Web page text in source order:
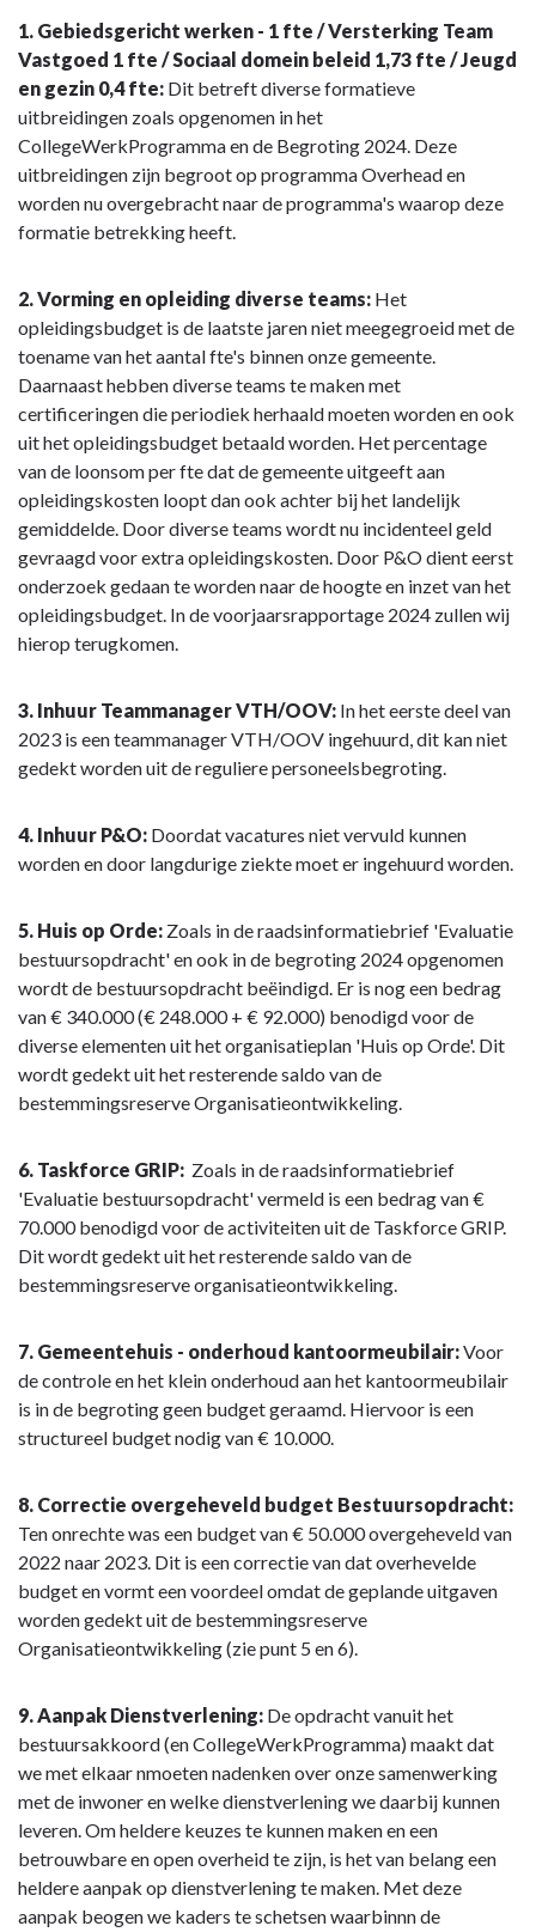
navigatie
Programma
Overhead
Toelichting
1. Gebiedsgericht werken - 1 fte / Versterking Team
Vastgoed 1 fte / Sociaal domein beleid 1,73 fte / Jeugd
en gezin 0,4 fte: Dit betreft diverse formatieve
uitbreidingen zoals opgenomen in het
CollegeWerkProgramma en de Begroting 2024. Deze
uitbreidingen zijn begroot op programma Overhead en
worden nu overgebracht naar de programma's waarop deze
formatie betrekking heeft.
2. Vorming en opleiding diverse teams: Het
opleidingsbudget is de laatste jaren niet meegegroeid met de
toename van het aantal fte's binnen onze gemeente.
Daarnaast hebben diverse teams te maken met
certificeringen die periodiek herhaald moeten worden en ook
uit het opleidingsbudget betaald worden. Het percentage
van de loonsom per fte dat de gemeente uitgeeft aan
opleidingskosten loopt dan ook achter bij het landelijk
gemiddelde. Door diverse teams wordt nu incidenteel geld
gevraagd voor extra opleidingskosten. Door P&O dient eerst
onderzoek gedaan te worden naar de hoogte en inzet van het
opleidingsbudget. In de voorjaarsrapportage 2024 zullen wij
hierop terugkomen.
3. Inhuur Teammanager VTH/OOV: In het eerste deel van
2023 is een teammanager VTH/OOV ingehuurd, dit kan niet
gedekt worden uit de reguliere personeelsbegroting.
4. Inhuur P&O: Doordat vacatures niet vervuld kunnen
worden en door langdurige ziekte moet er ingehuurd worden.
5. Huis op Orde: Zoals in de raadsinformatiebrief 'Evaluatie
bestuursopdracht' en ook in de begroting 2024 opgenomen
wordt de bestuursopdracht beëindigd. Er is nog een bedrag
van € 340.000 (€ 248.000 + € 92.000) benodigd voor de
diverse elementen uit het organisatieplan 'Huis op Orde'. Dit
wordt gedekt uit het resterende saldo van de
bestemmingsreserve Organisatieontwikkeling.
6. Taskforce GRIP: Zoals in de raadsinformatiebrief
'Evaluatie bestuursopdracht' vermeld is een bedrag van €
70.000 benodigd voor de activiteiten uit de Taskforce GRIP.
Dit wordt gedekt uit het resterende saldo van de
bestemmingsreserve organisatieontwikkeling.
7. Gemeentehuis - onderhoud kantoormeubilair:Voor
de controle en het klein onderhoud aan het kantoormeubilair
is in de begroting geen budget geraamd. Hiervoor is een
structureel budget nodig van € 10.000.
8. Correctie overgeheveld budget Bestuursopdracht:
Ten onrechte was een budget van € 50.000 overgeheveld van
2022 naar 2023. Dit is een correctie van dat overhevelde
budget en vormt een voordeel omdat de geplande uitgaven
worden gedekt uit de bestemmingsreserve
Organisatieontwikkeling (zie punt 5 en 6).
9. Aanpak Dienstverlening: De opdracht vanuit het
bestuursakkoord (en CollegeWerkProgramma) maakt dat
we met elkaar nmoeten nadenken over onze samenwerking
met de inwoner en welke dienstverlening we daarbij kunnen
leveren. Om heldere keuzes te kunnen maken en een
betrouwbare en open overheid te zijn, is het van belang een
heldere aanpak op dienstverlening te maken. Met deze
aanpak beogen we kaders te schetsen waarbinnn de